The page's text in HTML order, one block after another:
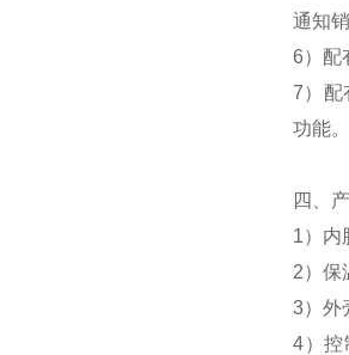
通知
6）配
7）配
功能。
四、
1）内
2）保
3）外
4）控